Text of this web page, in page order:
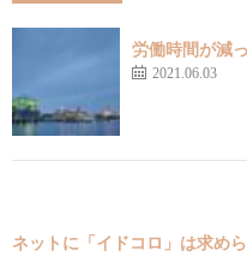
労働時間が減
2021.06.03
ネットに「イドコロ」は求め